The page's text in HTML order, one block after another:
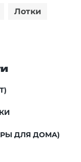
Лотки
ДЛЯ ДОМА)